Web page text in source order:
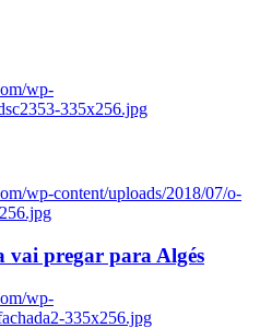
wp-
335x256.jpg
wp-content/uploads/2018/07/o-
vai pregar para Algés
wp-
335x256.jpg